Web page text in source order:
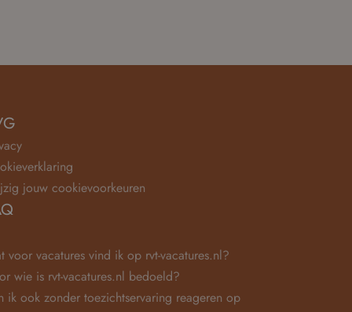
jouw cookievoorkeuren
voor vacatures vind ik op rvt-vacatures.nl?
wie is rvt-vacatures.nl bedoeld?
ik ook zonder toezichtservaring reageren op